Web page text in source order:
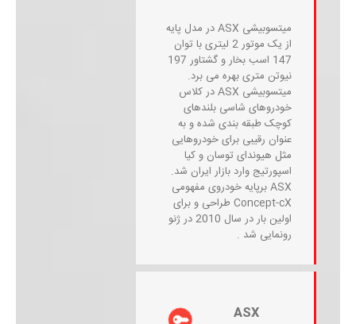
میتسوبیشی ASX در مدل پایه
از یک موتور 2 لیتری با توان
147 اسب بخار و گشتاور 197
نیوتن متری بهره می برد.
میتسوبیشی ASX در کلاس
خودروهای شاسی بلندهای
کوچک طبقه بندی شده و به
عنوان رقیبی برای خودروهایی
مثل هیوندای توسان و کیا
اسپورتیج وارد بازار ایران شد.
ASX برپایه خودروی مفهومی
Concept-cX طراحی و برای
اولین بار در سال 2010 در ژنو
رونمایی شد .
ASX